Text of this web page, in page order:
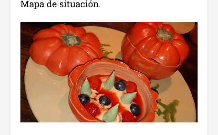
Mapa de situación.